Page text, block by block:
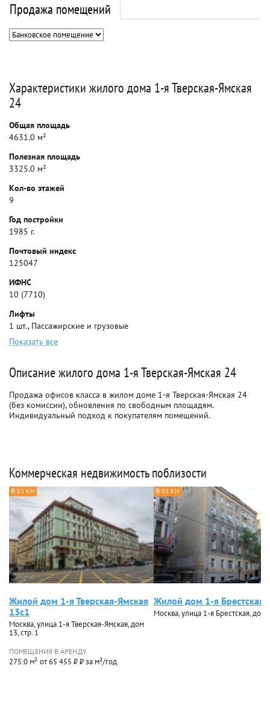
Продажа помещений
Характеристики жилого дома 1-я Тверская-Ямская
24
Общая площадь
4631.0 м²
Полезная площадь
3325.0 м²
Кол-во этажей
9
Год постройки
1985 г.
Почтовый индекс
125047
ИФНС
10 (7710)
Лифты
1 шт., Пассажирские и грузовые
Показать все
Описание жилого дома 1-я Тверская-Ямская 24
Продажа офисов класса в жилом доме 1-я Тверская-Ямская 24
(без комиссии), обновления по свободным площадям.
Индивидуальный подход к покупателям помещений.
Коммерческая недвижимость поблизости
0.1 КМ
Жилой дом 1-я Тверская-Ямская
13с1
Москва, улица 1-я Тверская-Ямская, дом
13, стр. 1
ПОМЕЩЕНИЯ В АРЕНДУ
275.0 м² от 65 455 ₽ ₽ за м²/год
0.1 КМ
Жилой дом 1-я Брестская
Москва, улица 1-я Брестская, дом